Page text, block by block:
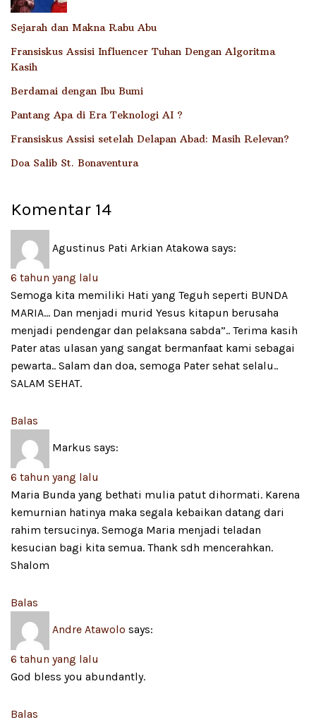
Sejarah dan Makna Rabu Abu
Fransiskus Assisi Influencer Tuhan Dengan Algoritma
Kasih
Berdamai dengan Ibu Bumi
Pantang Apa di Era Teknologi AI ?
Fransiskus Assisi setelah Delapan Abad: Masih Relevan?
Doa Salib St. Bonaventura
Komentar 14
Agustinus Pati Arkian Atakowa says:
6 tahun yang lalu
Semoga kita memiliki Hati yang Teguh seperti BUNDA
MARIA… Dan menjadi murid Yesus kitapun berusaha
menjadi pendengar dan pelaksana sabda”.. Terima kasih
Pater atas ulasan yang sangat bermanfaat kami sebagai
pewarta.. Salam dan doa, semoga Pater sehat selalu..
SALAM SEHAT.
Balas
Markus says:
6 tahun yang lalu
Maria Bunda yang bethati mulia patut dihormati. Karena
kemurnian hatinya maka segala kebaikan datang dari
rahim tersucinya. Semoga Maria menjadi teladan
kesucian bagi kita semua. Thank sdh mencerahkan.
Shalom
Balas
Andre Atawolo says:
6 tahun yang lalu
God bless you abundantly.
Balas